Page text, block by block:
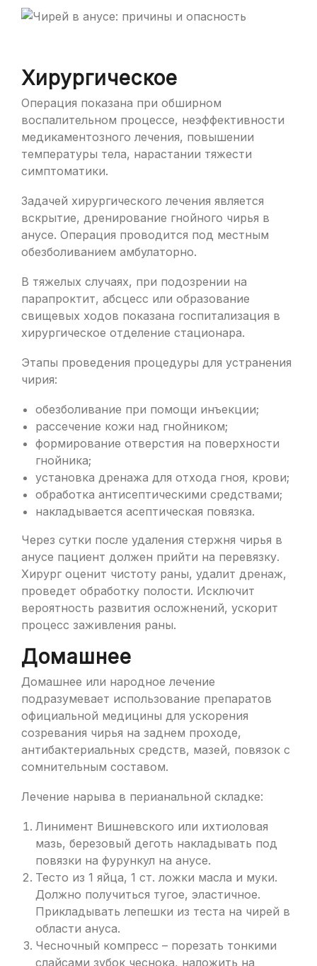
Хирургическое
Операция показана при обширном
воспалительном процессе, неэффективности
медикаментозного лечения, повышении
температуры тела, нарастании тяжести
симптоматики.
Задачей хирургического лечения является
вскрытие, дренирование гнойного чирья в
анусе. Операция проводится под местным
обезболиванием амбулаторно.
В тяжелых случаях, при подозрении на
парапроктит, абсцесс или образование
свищевых ходов показана госпитализация в
хирургическое отделение стационара.
Этапы проведения процедуры для устранения
чирия:
обезболивание при помощи инъекции;
рассечение кожи над гнойником;
формирование отверстия на поверхности
гнойника;
установка дренажа для отхода гноя, крови;
обработка антисептическими средствами;
накладывается асептическая повязка.
Через сутки после удаления стержня чирья в
анусе пациент должен прийти на перевязку.
Хирург оценит чистоту раны, удалит дренаж,
проведет обработку полости. Исключит
вероятность развития осложнений, ускорит
процесс заживления раны.
Домашнее
Домашнее или народное лечение
подразумевает использование препаратов
официальной медицины для ускорения
созревания чирья на заднем проходе,
антибактериальных средств, мазей, повязок с
сомнительным составом.
Лечение нарыва в перианальной складке:
Линимент Вишневского или ихтиоловая
мазь, березовый деготь накладывать под
повязки на фурункул на анусе.
Тесто из 1 яйца, 1 ст. ложки масла и муки.
Должно получиться тугое, эластичное.
Прикладывать лепешки из теста на чирей в
области ануса.
Чесночный компресс – порезать тонкими
слайсами зубок чеснока, наложить на